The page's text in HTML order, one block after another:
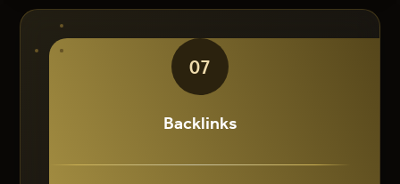
07
Backlinks